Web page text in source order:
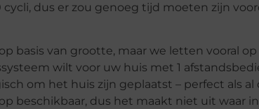
dus er zou genoeg tijd moeten zijn
basis van grootte, maar we letten vooral op
wilt voor uw huis met 1
om het huis zijn geplaatst – perfect als al
beschikbaar, dus het maakt niet uit waar